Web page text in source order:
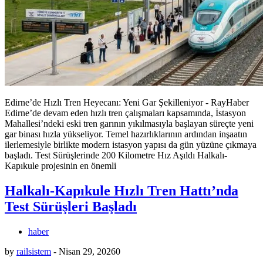
Edirne’de Hızlı Tren Heyecanı: Yeni Gar Şekilleniyor - RayHaber
Edirne’de devam eden hızlı tren çalışmaları kapsamında, İstasyon
Mahallesi’ndeki eski tren garının yıkılmasıyla başlayan süreçte yeni
gar binası hızla yükseliyor. Temel hazırlıklarının ardından inşaatın
ilerlemesiyle birlikte modern istasyon yapısı da gün yüzüne çıkmaya
başladı. Test Sürüşlerinde 200 Kilometre Hız Aşıldı Halkalı-
Kapıkule projesinin en önemli
Halkalı-Kapıkule Hızlı Tren Hattı’nda
Test Sürüşleri Başladı
haber
by railsistem - Nisan 29, 20260